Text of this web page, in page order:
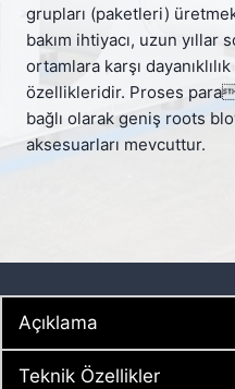
grupları (paketleri)
bakım ihtiyacı, uzun
ortamlara karşı
özellikleridir. Proses
bağlı olarak geniş roots
aksesuarları mevcuttur.
Açıklama
Teknik Özellikler